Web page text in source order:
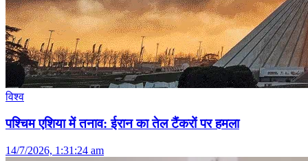
विश्व
पश्चिम एशिया में तनाव: ईरान का तेल टैंकरों पर हमला
14/7/2026, 1:31:24 am